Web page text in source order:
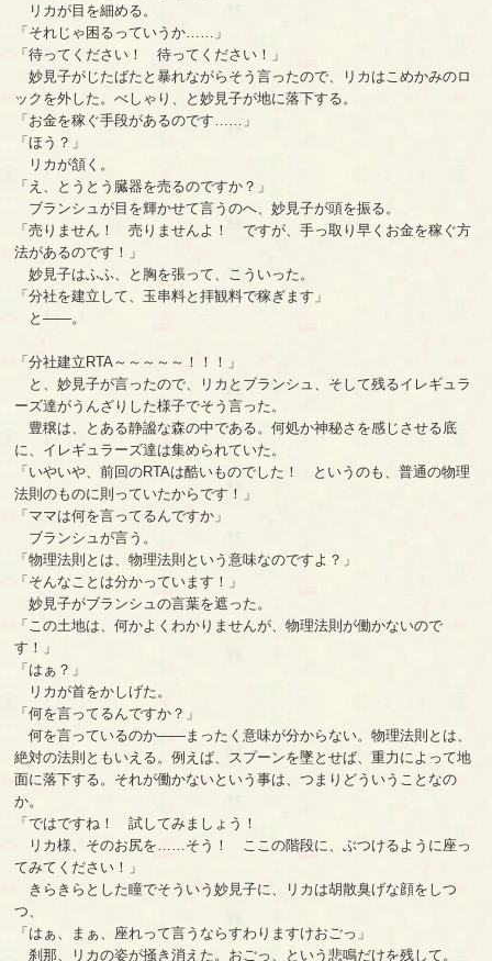
リカが目を細める。
「それじゃ困るっていうか……」
「待ってください！ 待ってください！」
妙見子がじたばたと暴れながらそう言ったので、リカはこめかみのロ
ックを外した。べしゃり、と妙見子が地に落下する。
「お金を稼ぐ手段があるのです……」
「ほう？」
リカが頷く。
「え、とうとう臓器を売るのですか？」
ブランシュが目を輝かせて言うのへ、妙見子が頭を振る。
「売りません！ 売りませんよ！ ですが、手っ取り早くお金を稼ぐ方
法があるのです！」
妙見子はふふ、と胸を張って、こういった。
「分社を建立して、玉串料と拝観料で稼ぎます」
と――。
「分社建立RTA～～～～～！！！」
と、妙見子が言ったので、リカとブランシュ、そして残るイレギュラ
ーズ達がうんざりした様子でそう言った。
豊穣は、とある静謐な森の中である。何処か神秘さを感じさせる底
に、イレギュラーズ達は集められていた。
「いやいや、前回のRTAは酷いものでした！ というのも、普通の物理
法則のものに則っていたからです！」
「ママは何を言ってるんですか」
ブランシュが言う。
「物理法則とは、物理法則という意味なのですよ？」
「そんなことは分かっています！」
妙見子がブランシュの言葉を遮った。
「この土地は、何かよくわかりませんが、物理法則が働かないので
す！」
「はぁ？」
リカが首をかしげた。
「何を言ってるんですか？」
何を言っているのか――まったく意味が分からない。物理法則とは、
絶対の法則ともいえる。例えば、スプーンを墜とせば、重力によって地
面に落下する。それが働かないという事は、つまりどういうことなの
か。
「ではですね！ 試してみましょう！
リカ様、そのお尻を……そう！ ここの階段に、ぶつけるように座っ
てみてください！」
きらきらとした瞳でそういう妙見子に、リカは胡散臭げな顔をしつ
つ、
「はぁ、まぁ、座れって言うならすわりますけおごっ」
刹那、リカの姿が掻き消えた。おごっ、という悲鳴だけを残して。